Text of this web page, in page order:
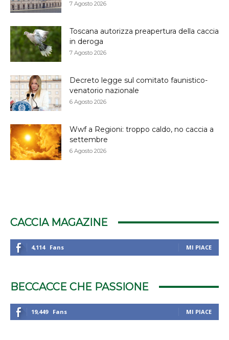
7 Agosto 2026
Toscana autorizza preapertura della caccia
in deroga
7 Agosto 2026
Decreto legge sul comitato faunistico-
venatorio nazionale
6 Agosto 2026
Wwf a Regioni: troppo caldo, no caccia a
settembre
6 Agosto 2026
CACCIA MAGAZINE
4,114 Fans MI PIACE
BECCACCE CHE PASSIONE
19,449 Fans MI PIACE